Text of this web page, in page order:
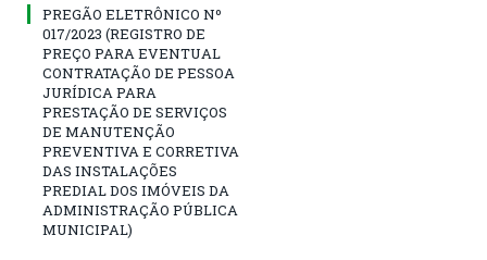
PREGÃO ELETRÔNICO Nº
017/2023 (REGISTRO DE
PREÇO PARA EVENTUAL
CONTRATAÇÃO DE PESSOA
JURÍDICA PARA
PRESTAÇÃO DE SERVIÇOS
DE MANUTENÇÃO
PREVENTIVA E CORRETIVA
DAS INSTALAÇÕES
PREDIAL DOS IMÓVEIS DA
ADMINISTRAÇÃO PÚBLICA
MUNICIPAL)